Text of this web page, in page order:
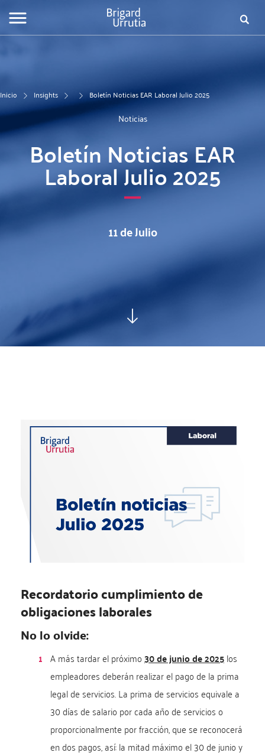
de
Inicio Insights Boletín Noticias EAR Laboral Julio 2025
Noticias
Boletín Noticias EAR
Laboral Julio 2025
11 de Julio
Recordatorio cumplimiento de
obligaciones laborales
No lo olvide:
A más tardar el próximo30 de junio de 2025los
empleadores deberán realizar el pago de la prima
legal de servicios. La prima de servicios equivale a
30 días de salario por cada año de servicios o
proporcionalmente por fracción, que se reconocerá
en dos pagos, así: la mitad máximo el 30 de junio y